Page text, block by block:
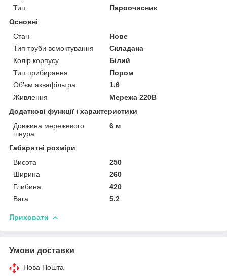
Тип
Пароочисник
Основні
Стан
Нове
Тип труби всмоктування
Складана
Колір корпусу
Білий
Тип прибирання
Пором
Об'єм аквафільтра
1.6
Живлення
Мережа 220В
Додаткові функції і характеристики
Довжина мережевого
шнура
6 м
Габаритні розміри
Висота
250
Ширина
260
Глибина
420
Вага
5.2
Приховати
Умови доставки
Нова Пошта